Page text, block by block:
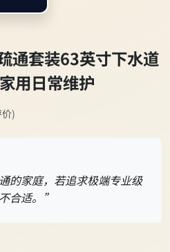
通套装63英寸下水道
用日常维护
)
的家庭，若追求极端专业级
合适。”